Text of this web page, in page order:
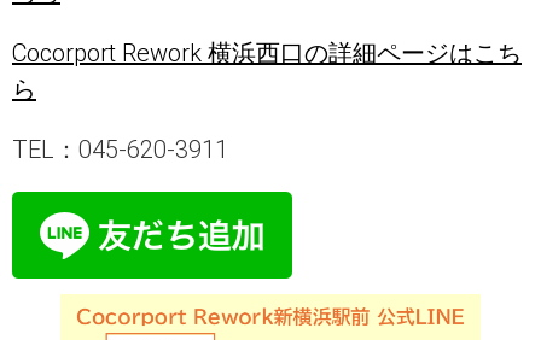
Cocorport Rework 横浜西口の詳細ページはこち
ら
TEL：045-620-3911